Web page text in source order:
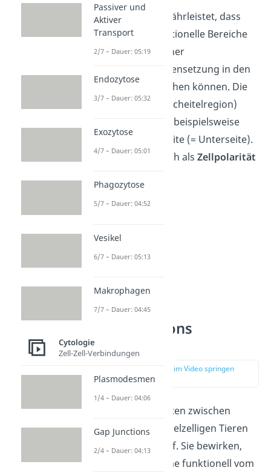
Dadurch wird gewährleistet, dass
verschiedene funktionelle Bereiche
mit unterschiedlicher
Membranzusammensetzung in den
Epithelzellen bestehen können. Die
apikale Region (= Scheitelregion)
unterscheidet sich beispielsweise
von der basalen Seite (= Unterseite).
Dies kannst du auch alsZellpolarität
Tight Junctions
Vorkommen
zur Stelle im Video springen
(04:03)
Tight Junctions treten zwischen
Epithelzellenbei vielzelligen Tieren
(Gewebetieren) auf. Sie bewirken,
dass unsere Organe funktionell vom
Passiver und
Aktiver
Transport
2/7 – Dauer: 05:19
Endozytose
3/7 – Dauer: 05:32
Exozytose
4/7 – Dauer: 05:01
Phagozytose
5/7 – Dauer: 04:52
Vesikel
6/7 – Dauer: 05:13
Makrophagen
7/7 – Dauer: 04:45
Cytologie
Zell-Zell-Verbindungen
Plasmodesmen
1/4 – Dauer: 04:06
Gap Junctions
2/4 – Dauer: 04:13